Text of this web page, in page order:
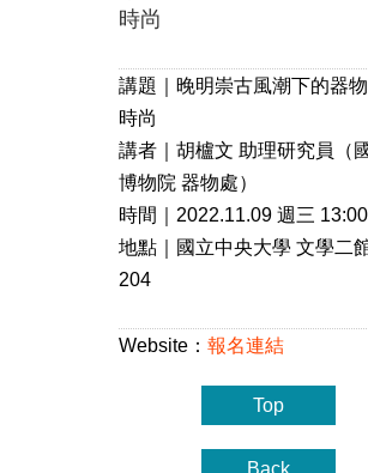
時尚
講題｜晚明崇古風潮下的器
時尚
講者｜胡櫨文 助理研究員（
博物院 器物處）
時間｜2022.11.09 週三
地點｜國立中央大學 文學二
204
Website： 報名連結
Top
Back